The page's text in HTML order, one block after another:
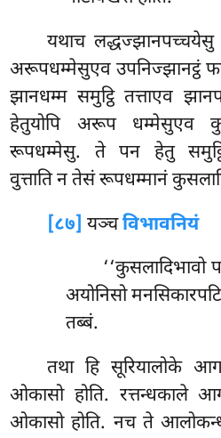
यथाच लद्धज्झानपच्चयेसु
अरूपधम्मेसुएव उपनिज्झानट्ठं
झानधम्म समुट्ठि तत्ताएव
हेतुयोपि अरूप धम्मेसुएव
रूपधम्मेसु. ते पन हेतु
वुत्ताति न तेसं रूपधम्मानं
[८७] यञ्चविभावनियं
अयोनिसो
तब्बं.
तथा हि सूरियालोके
ओकासो होति. रत्तन्धकाले
ओकासो होति. नच ते